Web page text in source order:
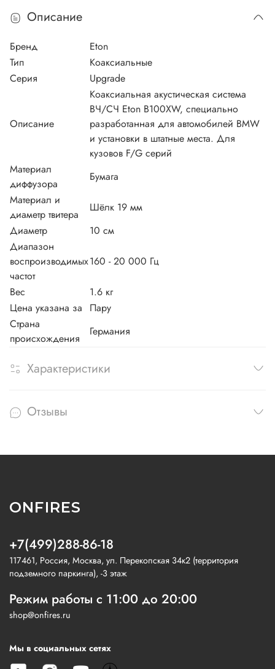
Описание
Бренд
Eton
Тип
Коаксиальные
Серия
Upgrade
Описание
Коаксиальная акустическая система
ВЧ/СЧ Eton B100XW, специально
разработанная для автомобилей BMW
и установки в штатные места. Для
кузовов F/G серий
Материал
диффузора
Бумага
Материал и
диаметр твитера
Шёлк 19 мм
Диаметр
10 см
Диапазон
воспроизводимых
частот
160 - 20 000 Гц
Вес
1.6 кг
Цена указана за
Пару
Страна
происхождения
Германия
Характеристики
Отзывы
ONFIRES
+7(499)288-86-18
117461, Россия, Москва, ул. Перекопская 34к2 (территория
подземного паркинга), -3 этаж
Режим работы с 11:00 до 20:00
shop@onfires.ru
Мы в социальных сетях